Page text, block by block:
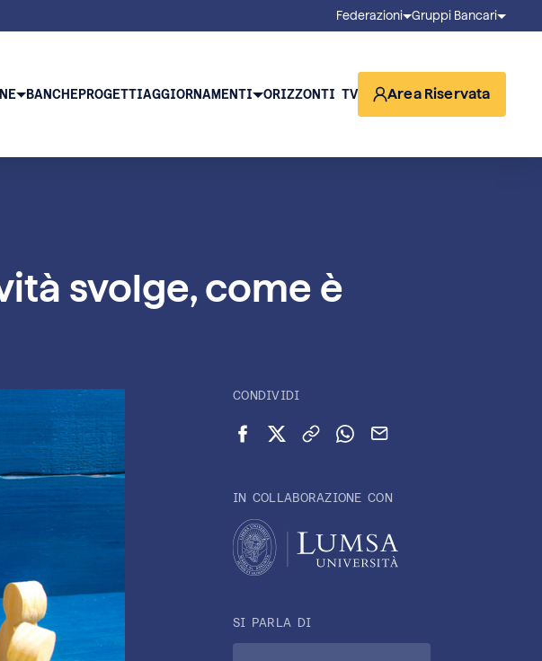
Federazioni Gruppi Bancari
BANCHEPROGETTIAGGIORNAMENTI ORIZZONTI TV Area Riservata
svolge, come è
CONDIVIDI
Condividi su Facebook
Condividi su X (Twitter)
Copia link
Condividi su WhatsApp
Invia via email
IN COLLABORAZIONE CON
SI PARLA DI